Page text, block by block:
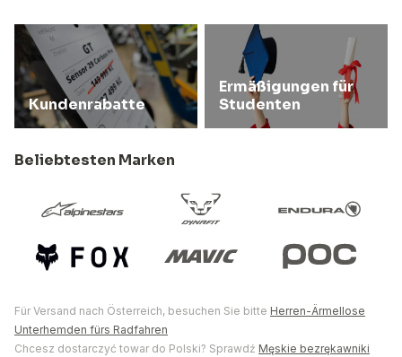
Kundenrabatte
Ermäßigungen für
Studenten
Beliebtesten Marken
Für Versand nach Österreich, besuchen Sie bitte Herren-Ärmellose
Unterhemden fürs Radfahren
Chcesz dostarczyć towar do Polski? Sprawdź Męskie bezrękawniki